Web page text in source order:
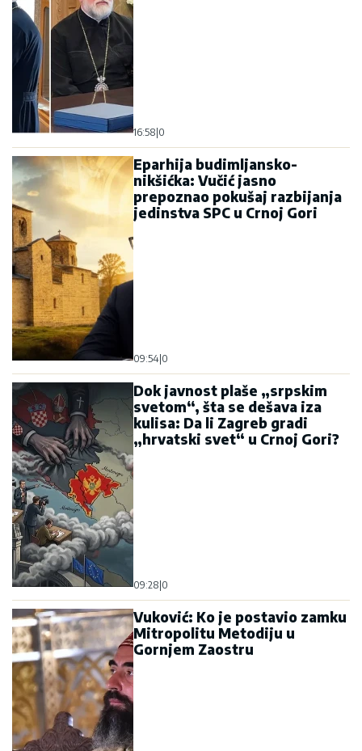
16:58|0
Eparhija budimljansko-
nikšićka: Vučić jasno
prepoznao pokušaj razbijanja
jedinstva SPC u Crnoj Gori
09:54|0
Dok javnost plaše „srpskim
svetom“, šta se dešava iza
kulisa: Da li Zagreb gradi
„hrvatski svet“ u Crnoj Gori?
09:28|0
Vuković: Ko je postavio zamku
Mitropolitu Metodiju u
Gornjem Zaostru